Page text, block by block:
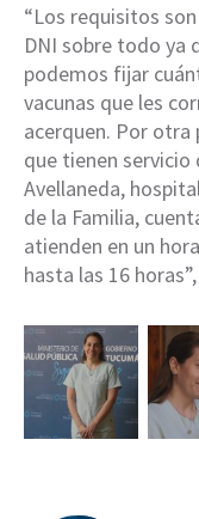
“Los requisitos
DNI sobre todo ya
podemos fijar
vacunas que les
acerquen. Por
que tienen
Avellaneda,
de la Familia,
atienden en un
hasta las 16